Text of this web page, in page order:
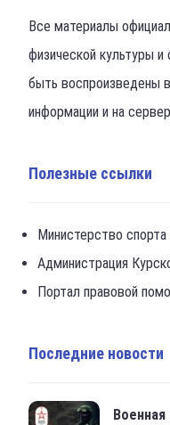
Все материалы
физической культуры
быть воспроизведены
информации и на
Полезные ссылки
Министерство
Администрация
Портал правовой
Последние новости